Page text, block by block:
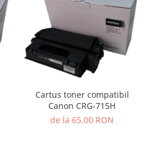
Cartus toner compatibil
Canon CRG-715H
de la 65,00 RON